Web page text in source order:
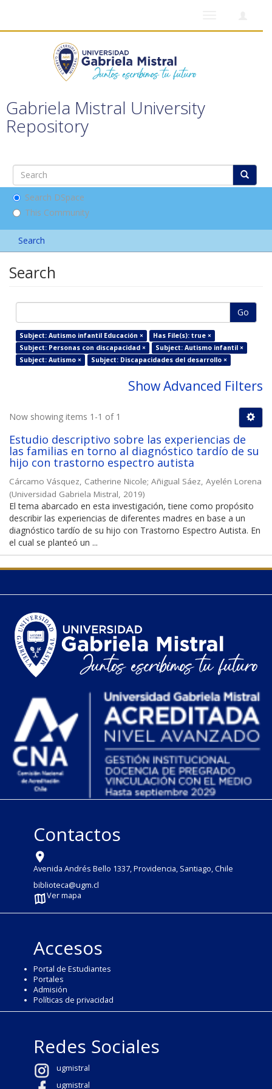
Gabriela Mistral University
Repository
Search DSpace
This Community
Search
Search
Go
Subject: Autismo infantil Educación ×
Has File(s): true ×
Subject: Personas con discapacidad ×
Subject: Autismo infantil ×
Subject: Autismo ×
Subject: Discapacidades del desarrollo ×
Show Advanced Filters
Now showing items 1-1 of 1
Estudio descriptivo sobre las experiencias de
las familias en torno al diagnóstico tardío de su
hijo con trastorno espectro autista
Cárcamo Vásquez, Catherine Nicole; Añigual Sáez, Ayelén Lorena
(Universidad Gabriela Mistral, 2019)
El tema abarcado en esta investigación, tiene como propósito
describir las experiencias de diferentes madres en base a un
diagnóstico tardío de su hijo con Trastorno Espectro Autista. En
el cual se planteó un ...
Contactos
Avenida Andrés Bello 1337, Providencia, Santiago, Chile
biblioteca@ugm.cl
Ver mapa
Accesos
Portal de Estudiantes
Portales
Admisión
Políticas de privacidad
Redes Sociales
ugmistral
ugmistral